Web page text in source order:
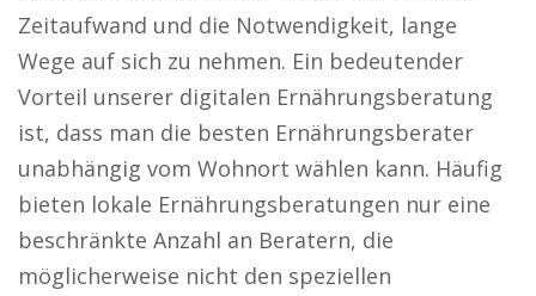
Zeitaufwand und die Notwendigkeit, lange
Wege auf sich zu nehmen. Ein bedeutender
Vorteil unserer digitalen Ernährungsberatung
ist, dass man die besten Ernährungsberater
unabhängig vom Wohnort wählen kann. Häufig
bieten lokale Ernährungsberatungen nur eine
beschränkte Anzahl an Beratern, die
möglicherweise nicht den speziellen